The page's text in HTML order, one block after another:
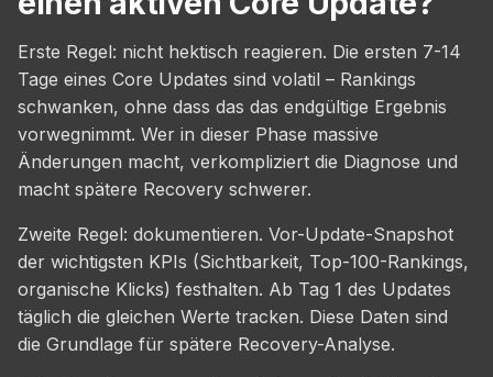
Erste Regel: nicht hektisch reagieren. Die ersten 7-14
Tage eines Core Updates sind volatil – Rankings
schwanken, ohne dass das das endgültige Ergebnis
vorwegnimmt. Wer in dieser Phase massive
Änderungen macht, verkompliziert die Diagnose und
macht spätere Recovery schwerer.
Zweite Regel: dokumentieren. Vor-Update-Snapshot
der wichtigsten KPIs (Sichtbarkeit, Top-100-Rankings,
organische Klicks) festhalten. Ab Tag 1 des Updates
täglich die gleichen Werte tracken. Diese Daten sind
die Grundlage für spätere Recovery-Analyse.